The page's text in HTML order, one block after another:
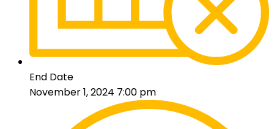
End Date
November 1, 2024 7:00 pm